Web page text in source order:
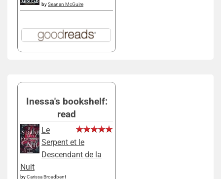
bySeanan McGuire
Inessa's bookshelf:
read
Le
Serpent et le
Descendant de la
Nuit
byCarissa Broadbent